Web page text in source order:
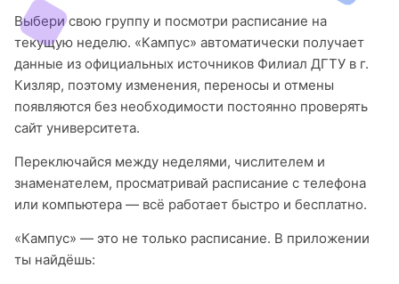
Выбери свою группу и посмотри расписание на
текущую неделю. «Кампус» автоматически получает
данные из официальных источников Филиал ДГТУ в г.
Кизляр, поэтому изменения, переносы и отмены
появляются без необходимости постоянно проверять
сайт университета.
Переключайся между неделями, числителем и
знаменателем, просматривай расписание с телефона
или компьютера — всё работает быстро и бесплатно.
«Кампус» — это не только расписание. В приложении
ты найдёшь: